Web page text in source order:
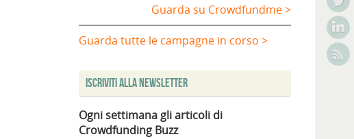
Guarda su Crowdfundme >
Guarda tutte le campagne in corso >
Iscriviti alla Newsletter
Ogni settimana gli articoli di
Crowdfunding Buzz